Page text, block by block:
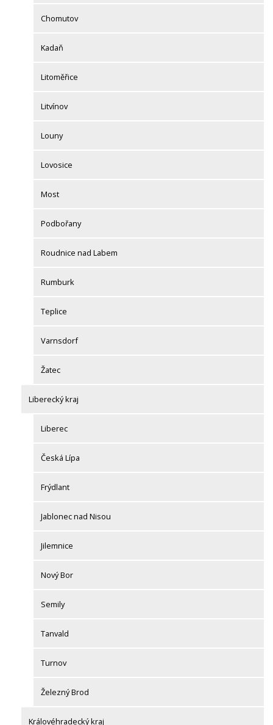
Chomutov
Kadaň
Litoměřice
Litvínov
Louny
Lovosice
Most
Podbořany
Roudnice nad Labem
Rumburk
Teplice
Varnsdorf
Žatec
Liberecký kraj
Liberec
Česká Lípa
Frýdlant
Jablonec nad Nisou
Jilemnice
Nový Bor
Semily
Tanvald
Turnov
Železný Brod
Královéhradecký kraj